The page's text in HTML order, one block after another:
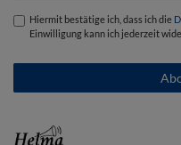
Hiermit bestätige ich, dass ich die
Einwilligung kann ich jederzeit